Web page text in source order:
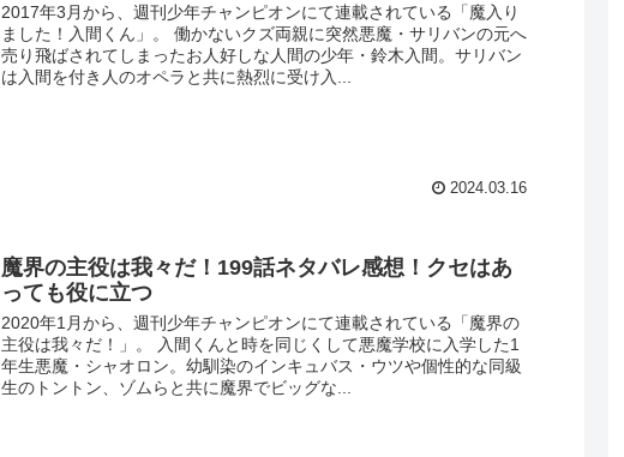
2017年3月から、週刊少年チャンピオンにて連載されている「魔入り
ました！入間くん」。 働かないクズ両親に突然悪魔・サリバンの元へ
売り飛ばされてしまったお人好しな人間の少年・鈴木入間。サリバン
は入間を付き人のオペラと共に熱烈に受け入...
2024.03.16
魔界の主役は我々だ！199話ネタバレ感想！クセはあ
っても役に立つ
2020年1月から、週刊少年チャンピオンにて連載されている「魔界の
主役は我々だ！」。 入間くんと時を同じくして悪魔学校に入学した1
年生悪魔・シャオロン。幼馴染のインキュバス・ウツや個性的な同級
生のトントン、ゾムらと共に魔界でビッグな...